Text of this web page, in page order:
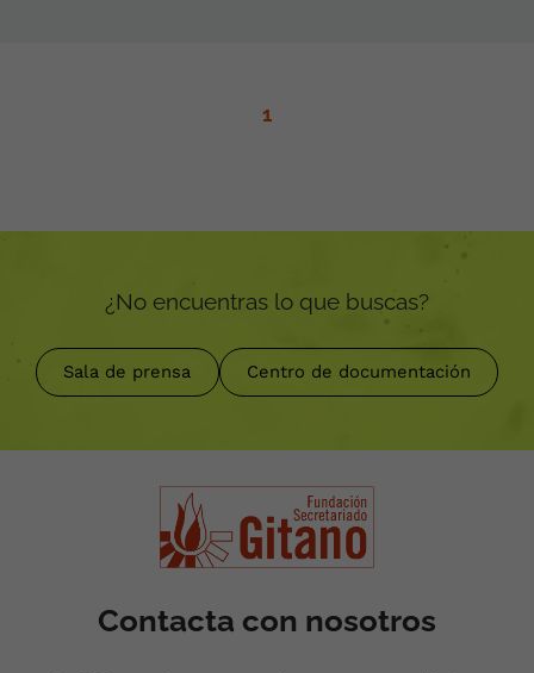
1
¿No encuentras lo que buscas?
Sala de prensa Centro de documentación
Contacta con nosotros